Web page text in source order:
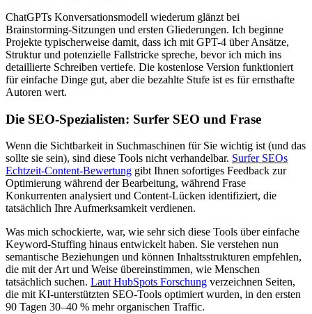
ChatGPTs Konversationsmodell wiederum glänzt bei
Brainstorming-Sitzungen und ersten Gliederungen. Ich beginne
Projekte typischerweise damit, dass ich mit GPT-4 über Ansätze,
Struktur und potenzielle Fallstricke spreche, bevor ich mich ins
detaillierte Schreiben vertiefe. Die kostenlose Version funktioniert
für einfache Dinge gut, aber die bezahlte Stufe ist es für ernsthafte
Autoren wert.
Die SEO-Spezialisten: Surfer SEO und Frase
Wenn die Sichtbarkeit in Suchmaschinen für Sie wichtig ist (und das
sollte sie sein), sind diese Tools nicht verhandelbar. Surfer SEOs
Echtzeit-Content-Bewertung gibt Ihnen sofortiges Feedback zur
Optimierung während der Bearbeitung, während Frase
Konkurrenten analysiert und Content-Lücken identifiziert, die
tatsächlich Ihre Aufmerksamkeit verdienen.
Was mich schockierte, war, wie sehr sich diese Tools über einfache
Keyword-Stuffing hinaus entwickelt haben. Sie verstehen nun
semantische Beziehungen und können Inhaltsstrukturen empfehlen,
die mit der Art und Weise übereinstimmen, wie Menschen
tatsächlich suchen. Laut HubSpots Forschung verzeichnen Seiten,
die mit KI-unterstützten SEO-Tools optimiert wurden, in den ersten
90 Tagen 30–40 % mehr organischen Traffic.